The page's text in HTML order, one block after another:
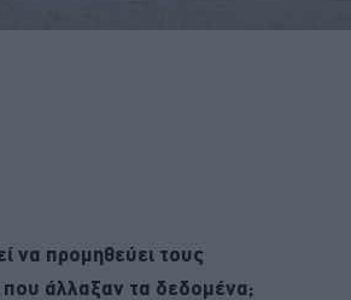
να προμηθεύει τους
που άλλαξαν τα δεδομένα;